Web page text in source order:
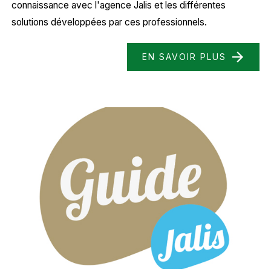
connaissance avec l'agence Jalis et les différentes
solutions développées par ces professionnels.
EN SAVOIR PLUS